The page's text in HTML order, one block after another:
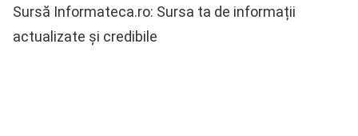
Sursă Informateca.ro: Sursa ta de informații
actualizate și credibile